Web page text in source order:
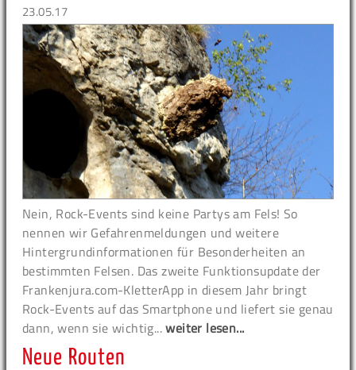
23.05.17
Nein, Rock-Events sind keine Partys am Fels! So
nennen wir Gefahrenmeldungen und weitere
Hintergrundinformationen für Besonderheiten an
bestimmten Felsen. Das zweite Funktionsupdate der
Frankenjura.com-KletterApp in diesem Jahr bringt
Rock-Events auf das Smartphone und liefert sie genau
dann, wenn sie wichtig...weiter lesen...
Neue Routen